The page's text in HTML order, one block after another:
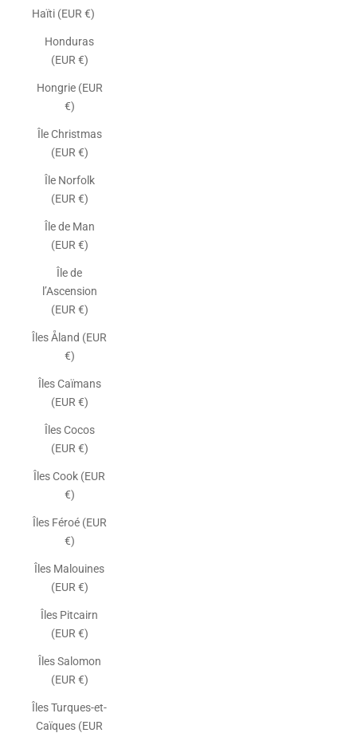
Haïti (EUR €)
Honduras
(EUR €)
Hongrie (EUR
€)
Île Christmas
(EUR €)
Île Norfolk
(EUR €)
Île de Man
(EUR €)
Île de
l’Ascension
(EUR €)
Îles Åland (EUR
€)
Îles Caïmans
(EUR €)
Îles Cocos
(EUR €)
Îles Cook (EUR
€)
Îles Féroé (EUR
€)
Îles Malouines
(EUR €)
Îles Pitcairn
(EUR €)
Îles Salomon
(EUR €)
Îles Turques-et-
Caïques (EUR